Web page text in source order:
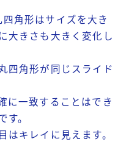
角形はサイズを大き
大きさも大きく変化し
四角形が同じスライド
に一致することはでき
す。
はキレイに見えます。